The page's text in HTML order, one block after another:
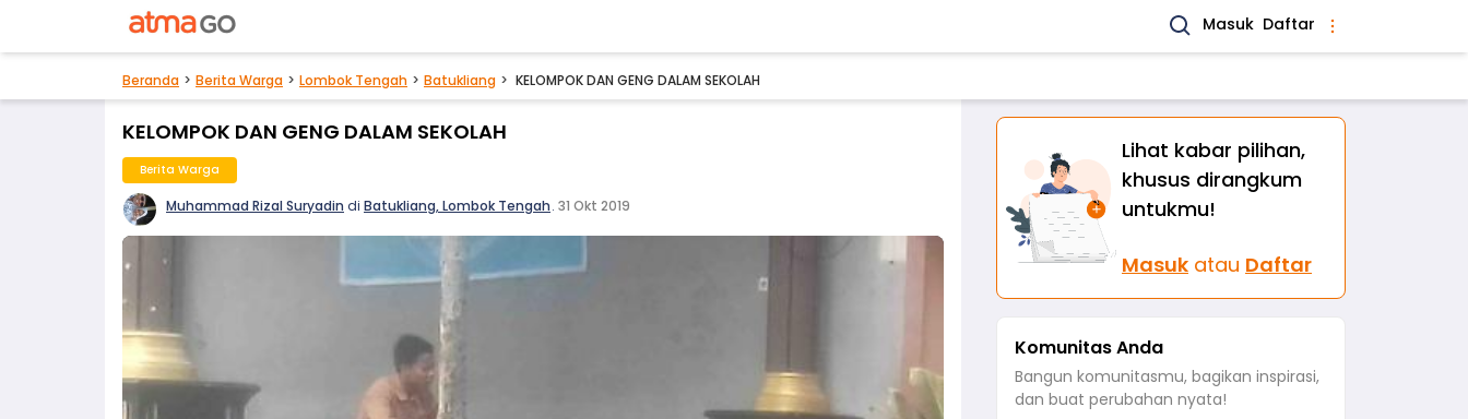
Masuk Daftar
Beranda Berita Warga Lombok Tengah Batukliang KELOMPOK DAN GENG DALAM SEKOLAH
KELOMPOK DAN GENG DALAM SEKOLAH
Berita Warga
Muhammad Rizal Suryadin di Batukliang, Lombok Tengah. 31 Okt 2019
Lihat kabar pilihan,
khusus dirangkum
untukmu!
Masuk atau Daftar
Komunitas Anda
Bangun komunitasmu, bagikan inspirasi,
dan buat perubahan nyata!